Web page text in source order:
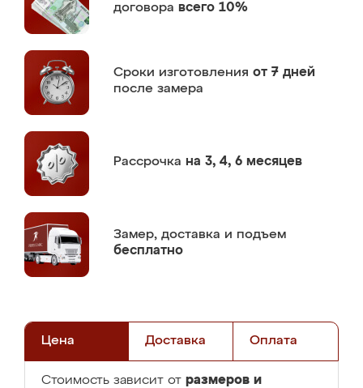
договора всего 10%
Сроки изготовления от 7 дней
после замера
Рассрочка на 3, 4, 6 месяцев
Замер, доставка и подъем
бесплатно
Цена Доставка Оплата
Стоимость зависит от размеров и